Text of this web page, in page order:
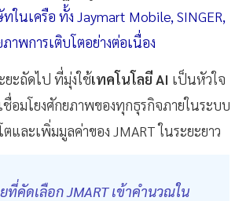
ในเครือ ทั้ง Jaymart Mobile, SINGER,
าพการเติบโตอย่างต่อเนื่อง
ยะถัดไป ที่มุ่งใช้เทคโนโลยี AI เป็นหัวใจ
อมโยงศักยภาพของทุกธุรกิจภายในระบบ
และเพิ่มมูลค่าของ JMART ในระยะยาว
ดเลือก JMART เข้าคำนวณใน